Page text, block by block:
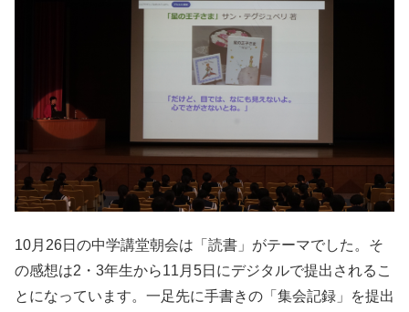
10月26日の中学講堂朝会は「読書」がテーマでした。そ
の感想は2・3年生から11月5日にデジタルで提出されるこ
とになっています。一足先に手書きの「集会記録」を提出